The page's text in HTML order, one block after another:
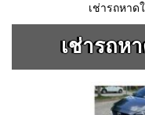
เช่ารถหาด
เช่ารถห